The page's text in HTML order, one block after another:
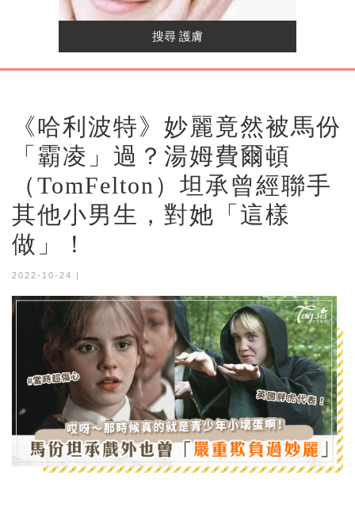
《哈利波特》妙麗竟然被馬份
「霸凌」過？湯姆費爾頓
（TomFelton）坦承曾經聯手
其他小男生，對她「這樣
做」！
2022-10-24 |